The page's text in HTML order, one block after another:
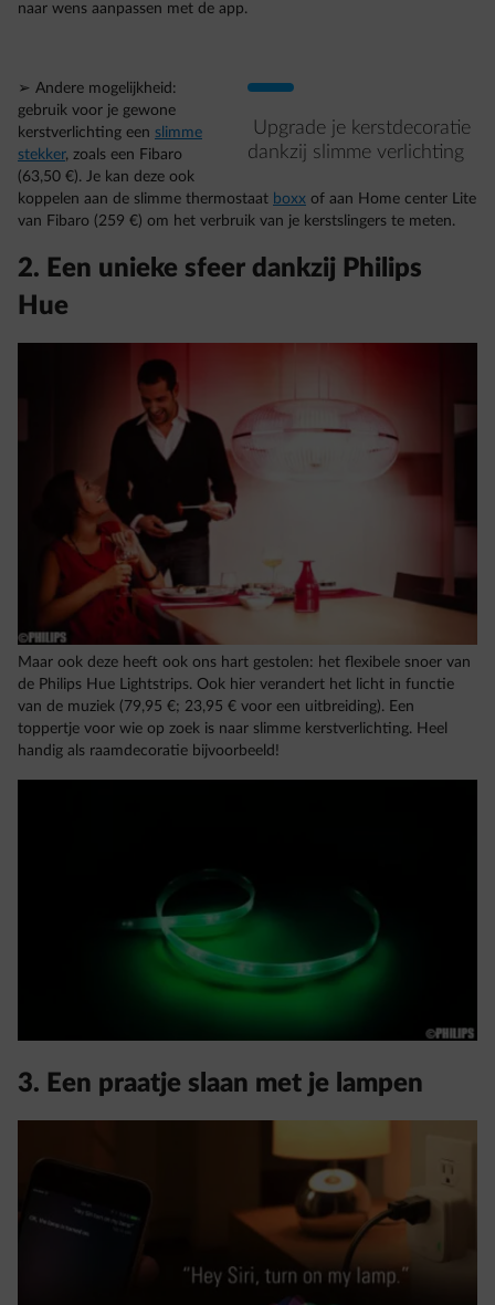
naar wens aanpassen met de app.
Upgrade je kerstdecoratie
dankzij slimme verlichting
➢ Andere mogelijkheid:
gebruik voor je gewone
kerstverlichting een slimme
stekker, zoals een Fibaro
(63,50 €). Je kan deze ook
koppelen aan de slimme thermostaat boxx of aan Home center Lite
van Fibaro (259 €) om het verbruik van je kerstslingers te meten.
2. Een unieke sfeer dankzij Philips
Hue
Maar ook deze heeft ook ons hart gestolen: het flexibele snoer van
de Philips Hue Lightstrips. Ook hier verandert het licht in functie
van de muziek (79,95 €; 23,95 € voor een uitbreiding). Een
toppertje voor wie op zoek is naar slimme kerstverlichting. Heel
handig als raamdecoratie bijvoorbeeld!
3. Een praatje slaan met je lampen